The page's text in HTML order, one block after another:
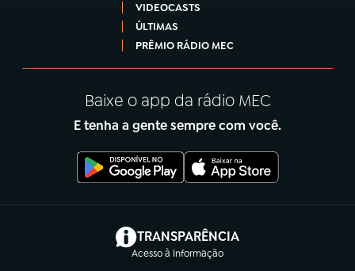
VIDEOCASTS
ÚLTIMAS
PRÊMIO RÁDIO MEC
Baixe o app da rádio MEC
E tenha a gente sempre com você.
TRANSPARÊNCIA
Acesso à Informação
(abre em nova aba)